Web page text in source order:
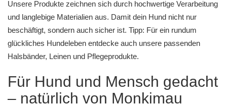
Unsere Produkte zeichnen sich durch hochwertige Verarbeitung
und langlebige Materialien aus. Damit dein Hund nicht nur
beschäftigt, sondern auch sicher ist. Tipp: Für ein rundum
glückliches Hundeleben entdecke auch unsere passenden
Halsbänder, Leinen und Pflegeprodukte.
Für Hund und Mensch gedacht
– natürlich von Monkimau